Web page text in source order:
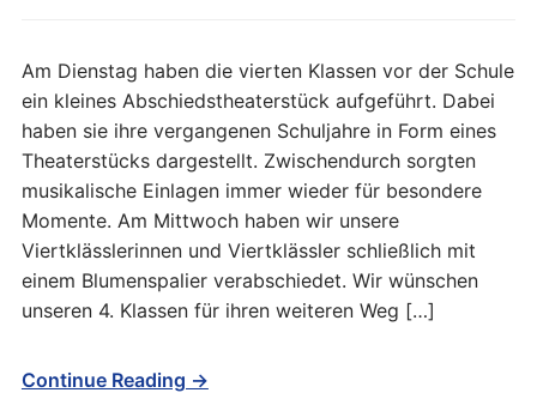
Am Dienstag haben die vierten Klassen vor der Schule
ein kleines Abschiedstheaterstück aufgeführt. Dabei
haben sie ihre vergangenen Schuljahre in Form eines
Theaterstücks dargestellt. Zwischendurch sorgten
musikalische Einlagen immer wieder für besondere
Momente. Am Mittwoch haben wir unsere
Viertklässlerinnen und Viertklässler schließlich mit
einem Blumenspalier verabschiedet. Wir wünschen
unseren 4. Klassen für ihren weiteren Weg […]
Continue Reading →